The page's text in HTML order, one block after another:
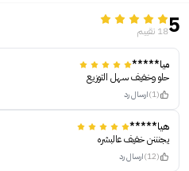
518 تقييم
ميا*****
حلو وخفيف سهل التوزيع
(1) ارسال رد
هيا*****
يجنننن خفيف عالبشره
(12) ارسال رد